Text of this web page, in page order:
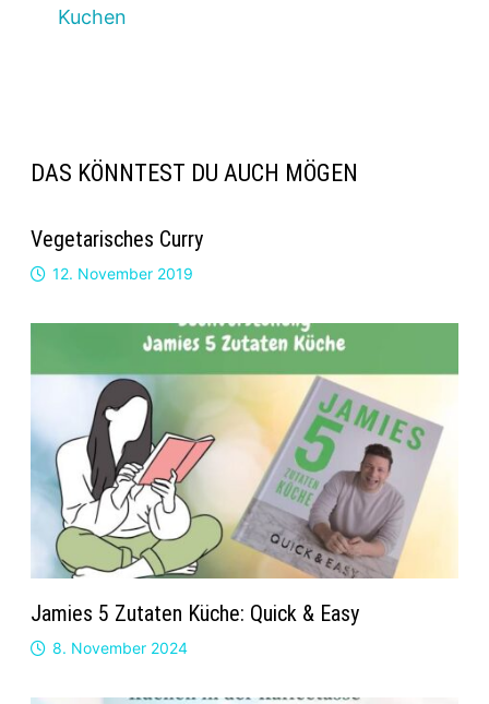
Kuchen
DAS KÖNNTEST DU AUCH MÖGEN
Vegetarisches Curry
12. November 2019
Jamies 5 Zutaten Küche: Quick & Easy
8. November 2024